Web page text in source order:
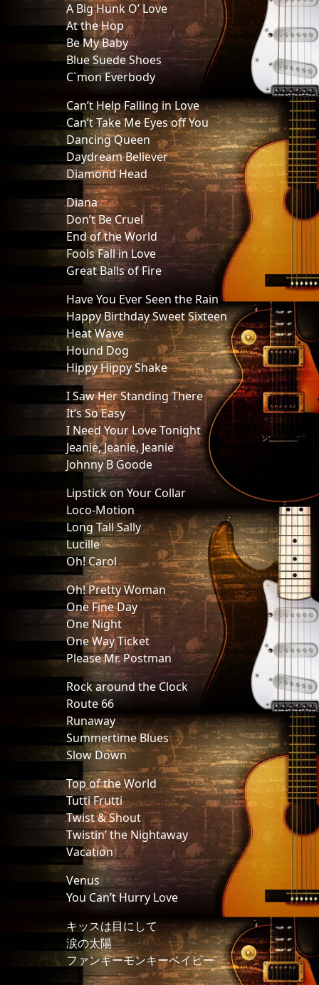
A Big Hunk O’ Love
At the Hop
Be My Baby
Blue Suede Shoes
C`mon Everbody
Can’t Help Falling in Love
Can’t Take Me Eyes off You
Dancing Queen
Daydream Believer
Diamond Head
Diana
Don’t Be Cruel
End of the World
Fools Fall in Love
Great Balls of Fire
Have You Ever Seen the Rain
Happy Birthday Sweet Sixteen
Heat Wave
Hound Dog
Hippy Hippy Shake
I Saw Her Standing There
It’s So Easy
I Need Your Love Tonight
Jeanie, Jeanie, Jeanie
Johnny B Goode
Lipstick on Your Collar
Loco-Motion
Long Tall Sally
Lucille
Oh! Carol
Oh! Pretty Woman
One Fine Day
One Night
One Way Ticket
Please Mr. Postman
Rock around the Clock
Route 66
Runaway
Summertime Blues
Slow Down
Top of the World
Tutti Frutti
Twist & Shout
Twistin’ the Nightaway
Vacation
Venus
You Can’t Hurry Love
キッスは目にして
涙の太陽
ファンキーモンキーベイビー